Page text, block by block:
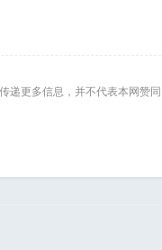
更多信息，并不代表本网赞同